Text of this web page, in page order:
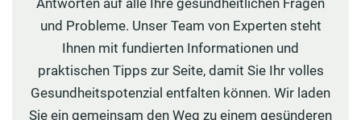
Antworten auf alle Ihre gesundheitlichen Fragen
und Probleme. Unser Team von Experten steht
Ihnen mit fundierten Informationen und
praktischen Tipps zur Seite, damit Sie Ihr volles
Gesundheitspotenzial entfalten können. Wir laden
Sie ein gemeinsam den Weg zu einem gesünderen